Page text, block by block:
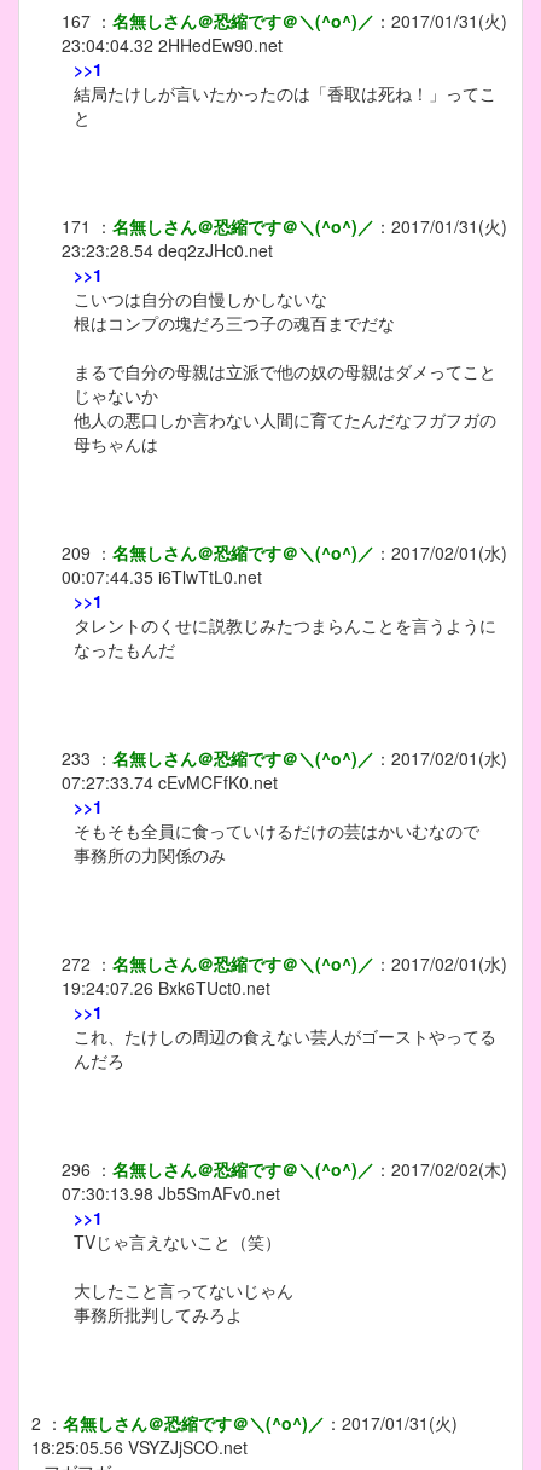
167 ： 名無しさん＠恐縮です＠＼(^o^)／ ： 2017/01/31(火)
23:04:04.32 2HHedEw90.net
>>1
結局たけしが言いたかったのは「香取は死ね！」ってこ
と
171 ： 名無しさん＠恐縮です＠＼(^o^)／ ： 2017/01/31(火)
23:23:28.54 deq2zJHc0.net
>>1
こいつは自分の自慢しかしないな
根はコンプの塊だろ三つ子の魂百までだな
まるで自分の母親は立派で他の奴の母親はダメってこと
じゃないか
他人の悪口しか言わない人間に育てたんだなフガフガの
母ちゃんは
209 ： 名無しさん＠恐縮です＠＼(^o^)／ ： 2017/02/01(水)
00:07:44.35 i6TlwTtL0.net
>>1
タレントのくせに説教じみたつまらんことを言うように
なったもんだ
233 ： 名無しさん＠恐縮です＠＼(^o^)／ ： 2017/02/01(水)
07:27:33.74 cEvMCFfK0.net
>>1
そもそも全員に食っていけるだけの芸はかいむなので
事務所の力関係のみ
272 ： 名無しさん＠恐縮です＠＼(^o^)／ ： 2017/02/01(水)
19:24:07.26 Bxk6TUct0.net
>>1
これ、たけしの周辺の食えない芸人がゴーストやってる
んだろ
296 ： 名無しさん＠恐縮です＠＼(^o^)／ ： 2017/02/02(木)
07:30:13.98 Jb5SmAFv0.net
>>1
TVじゃ言えないこと（笑）
大したこと言ってないじゃん
事務所批判してみろよ
2 ： 名無しさん＠恐縮です＠＼(^o^)／ ： 2017/01/31(火)
18:25:05.56 VSYZJjSCO.net